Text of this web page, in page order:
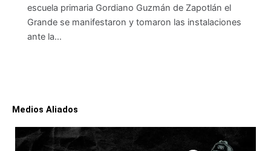
escuela primaria Gordiano Guzmán de Zapotlán el
Grande se manifestaron y tomaron las instalaciones
ante la…
Medios Aliados